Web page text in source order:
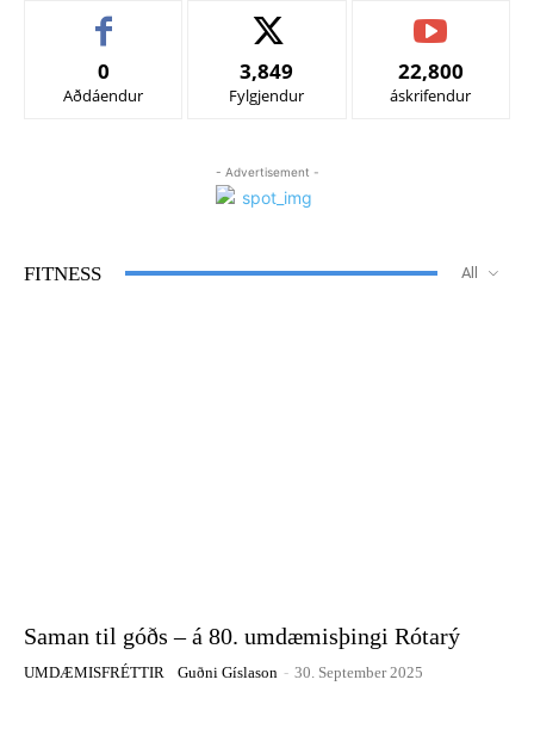
0
Aðdáendur
3,849
Fylgjendur
22,800
áskrifendur
- Advertisement -
FITNESS All
Saman til góðs – á 80. umdæmisþingi Rótarý
UMDÆMISFRÉTTIR Guðni Gíslason - 30. September 2025